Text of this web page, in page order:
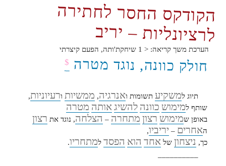
הקודקס החסר לחתירה
לרציונליות – יריב
הערכת משך קריאה: < 1 שיחקת'ותה, הפעם קיצרתי
חולק כוונה, נוגד מטרה $
תיוג למשקיע תשומות ואנרגיה, ממשיות ורעיוניות,
שותף למימוש כוונה להשיג אותה מטרה
באופן שמימוש רצון מתחרה – הצלחה, נוגד את רצון
האחרים – יריביו,
כך, ניצחון שלאחד הוא הפסד למתחריו.